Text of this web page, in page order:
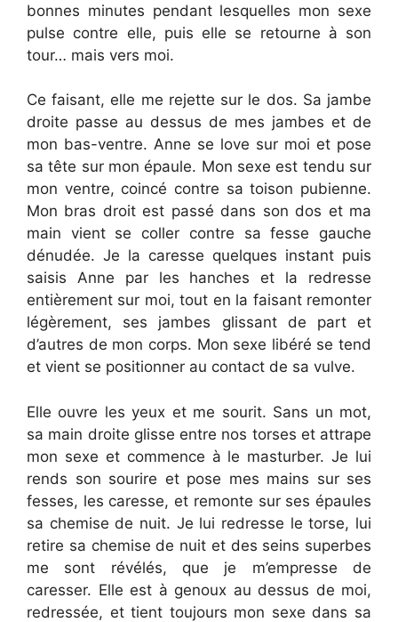
bonnes minutes pendant lesquelles mon sexe
pulse contre elle, puis elle se retourne à son
tour… mais vers moi.
Ce faisant, elle me rejette sur le dos. Sa jambe
droite passe au dessus de mes jambes et de
mon bas-ventre. Anne se love sur moi et pose
sa tête sur mon épaule. Mon sexe est tendu sur
mon ventre, coincé contre sa toison pubienne.
Mon bras droit est passé dans son dos et ma
main vient se coller contre sa fesse gauche
dénudée. Je la caresse quelques instant puis
saisis Anne par les hanches et la redresse
entièrement sur moi, tout en la faisant remonter
légèrement, ses jambes glissant de part et
d’autres de mon corps. Mon sexe libéré se tend
et vient se positionner au contact de sa vulve.
Elle ouvre les yeux et me sourit. Sans un mot,
sa main droite glisse entre nos torses et attrape
mon sexe et commence à le masturber. Je lui
rends son sourire et pose mes mains sur ses
fesses, les caresse, et remonte sur ses épaules
sa chemise de nuit. Je lui redresse le torse, lui
retire sa chemise de nuit et des seins superbes
me sont révélés, que je m’empresse de
caresser. Elle est à genoux au dessus de moi,
redressée, et tient toujours mon sexe dans sa